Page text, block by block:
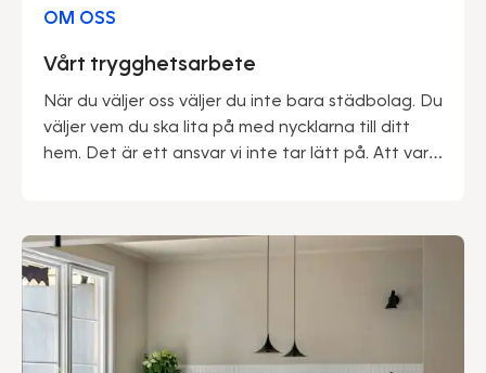
OM OSS
Vårt trygghetsarbete
När du väljer oss väljer du inte bara städbolag. Du
väljer vem du ska lita på med nycklarna till ditt
hem. Det är ett ansvar vi inte tar lätt på. Att vara
stolthet säga att vårt gedigna säkerhetsarbete
genomsyrar hela vår verksamhet.